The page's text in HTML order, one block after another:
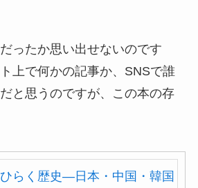
ったか思い出せないのです
上で何かの記事か、SNSで誰
と思うのですが、この本の存
らく歴史―日本・中国・韓国